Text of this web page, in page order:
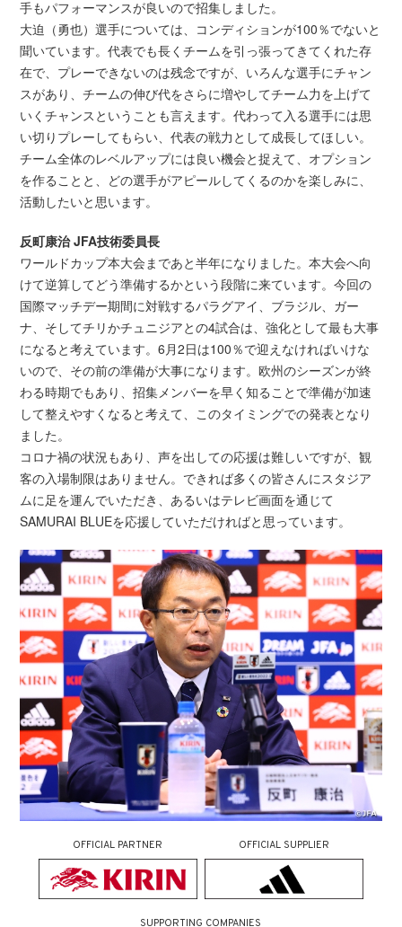
手もパフォーマンスが良いので招集しました。
大迫（勇也）選手については、コンディションが100％でないと
聞いています。代表でも長くチームを引っ張ってきてくれた存
在で、プレーできないのは残念ですが、いろんな選手にチャン
スがあり、チームの伸び代をさらに増やしてチーム力を上げて
いくチャンスということも言えます。代わって入る選手には思
い切りプレーしてもらい、代表の戦力として成長してほしい。
チーム全体のレベルアップには良い機会と捉えて、オプション
を作ることと、どの選手がアピールしてくるのかを楽しみに、
活動したいと思います。
反町康治 JFA技術委員長
ワールドカップ本大会まであと半年になりました。本大会へ向
けて逆算してどう準備するかという段階に来ています。今回の
国際マッチデー期間に対戦するパラグアイ、ブラジル、ガー
ナ、そしてチリかチュニジアとの4試合は、強化として最も大事
になると考えています。6月2日は100％で迎えなければいけな
いので、その前の準備が大事になります。欧州のシーズンが終
わる時期でもあり、招集メンバーを早く知ることで準備が加速
して整えやすくなると考えて、このタイミングでの発表となり
ました。
コロナ禍の状況もあり、声を出しての応援は難しいですが、観
客の入場制限はありません。できれば多くの皆さんにスタジア
ムに足を運んでいただき、あるいはテレビ画面を通じて
SAMURAI BLUEを応援していただければと思っています。
OFFICIAL PARTNER OFFICIAL SUPPLIER
SUPPORTING COMPANIES